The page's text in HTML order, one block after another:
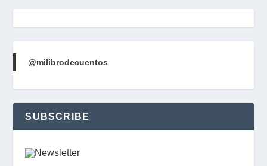
@milibrodecuentos
SUBSCRIBE